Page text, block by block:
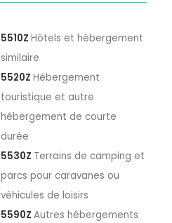
5510Z Hôtels et hébergement
similaire
5520Z Hébergement
touristique et autre
hébergement de courte
durée
5530Z Terrains de camping et
parcs pour caravanes ou
véhicules de loisirs
5590Z Autres hébergements